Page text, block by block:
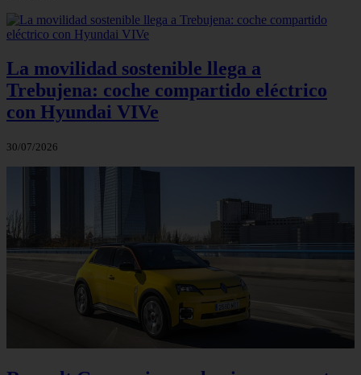
La movilidad sostenible llega a
Trebujena: coche compartido eléctrico
con Hyundai VIVe
30/07/2026